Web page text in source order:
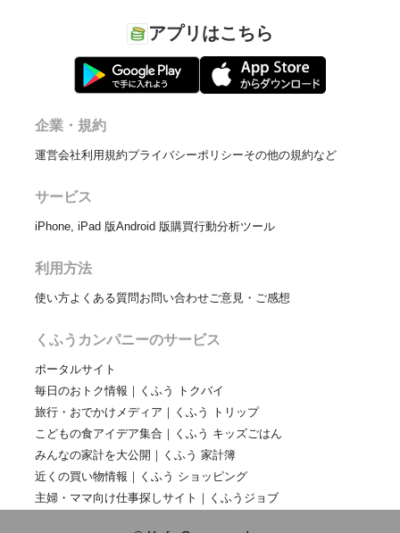
アプリはこちら
企業・規約
運営会社利用規約プライバシーポリシーその他の規約など
サービス
iPhone, iPad 版Android 版購買行動分析ツール
利用方法
使い方よくある質問お問い合わせご意見・ご感想
くふうカンパニーのサービス
ポータルサイト
毎日のおトク情報｜くふう トクバイ
旅行・おでかけメディア｜くふう トリップ
こどもの食アイデア集合｜くふう キッズごはん
みんなの家計を大公開｜くふう 家計簿
近くの買い物情報｜くふう ショッピング
主婦・ママ向け仕事探しサイト｜くふうジョブ